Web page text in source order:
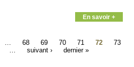
En savoir +
68 69 70 71 72
73
suivant › dernier »